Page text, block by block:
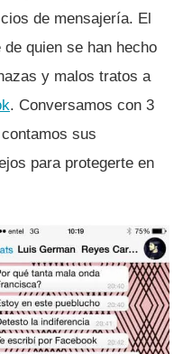
de mensajerí­a. El
quien se han hecho
y malos tratos a
. Conversamos con 3
sus
para protegerte en